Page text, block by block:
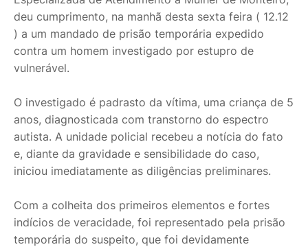
deu cumprimento, na manhã desta sexta feira ( 12.12
) a um mandado de prisão temporária expedido
contra um homem investigado por estupro de
vulnerável.
O investigado é padrasto da vítima, uma criança de 5
anos, diagnosticada com transtorno do espectro
autista. A unidade policial recebeu a notícia do fato
e, diante da gravidade e sensibilidade do caso,
iniciou imediatamente as diligências preliminares.
Com a colheita dos primeiros elementos e fortes
indícios de veracidade, foi representado pela prisão
temporária do suspeito, que foi devidamente